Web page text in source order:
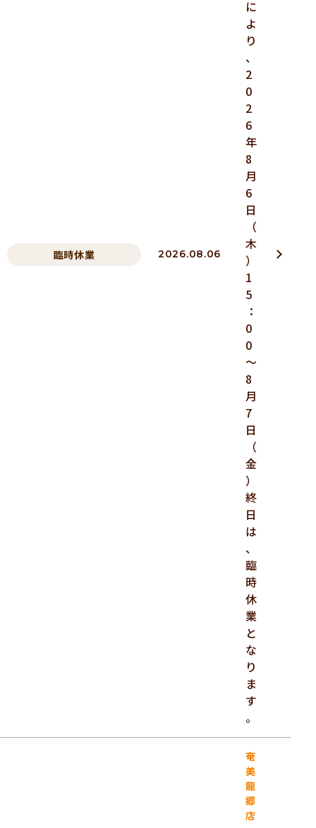
臨時休業 2026.08.06
に
よ
り
、
2
0
2
6
年
8
月
6
日
（
木
）
1
5
：
0
0
～
8
月
7
日
（
金
）
終
日
は
、
臨
時
休
業
と
な
り
ま
す
。
奄
美
龍
郷
店